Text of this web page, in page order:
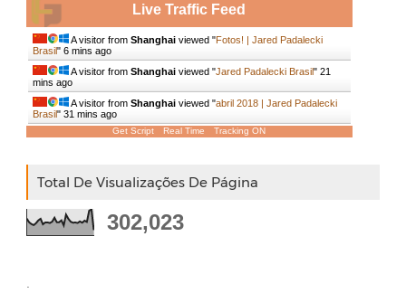
Live Traffic Feed
A visitor from Shanghaiviewed "Fotos! | Jared Padalecki
Brasil" 6 mins ago
A visitor from Shanghaiviewed "Jared Padalecki Brasil" 21
mins ago
A visitor from Shanghaiviewed "abril 2018 | Jared Padalecki
Brasil" 31 mins ago
Get Script Real Time Tracking ON
Total De Visualizações De Página
302,023